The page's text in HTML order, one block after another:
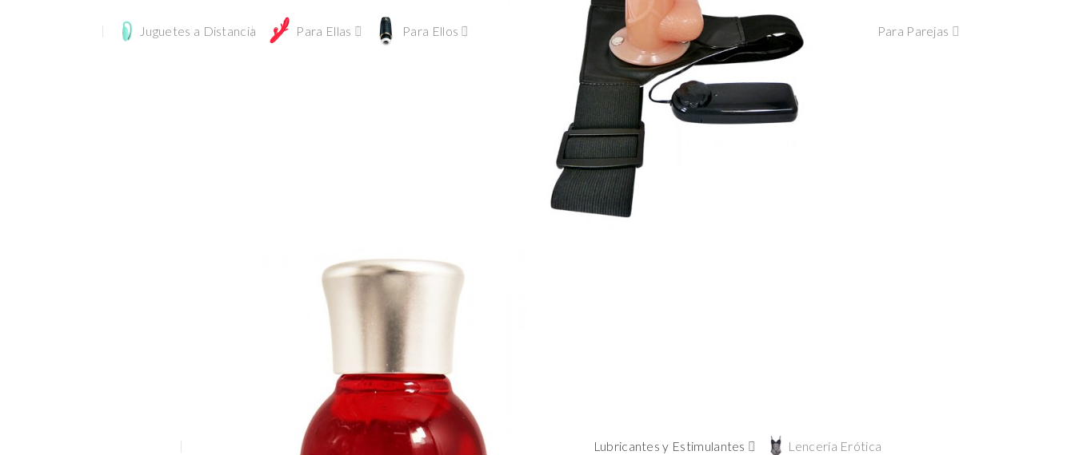
Juguetes a Distancia Para Ellas Para Ellos Para Parejas
Lubricantes y Estimulantes Lencería Erótica